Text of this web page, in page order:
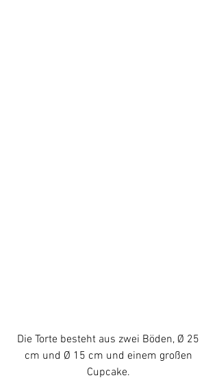
Die Torte besteht aus zwei Böden, Ø 25
cm und Ø 15 cm und einem großen
Cupcake.